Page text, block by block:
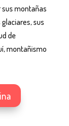
montañas
sus
de
montañismo